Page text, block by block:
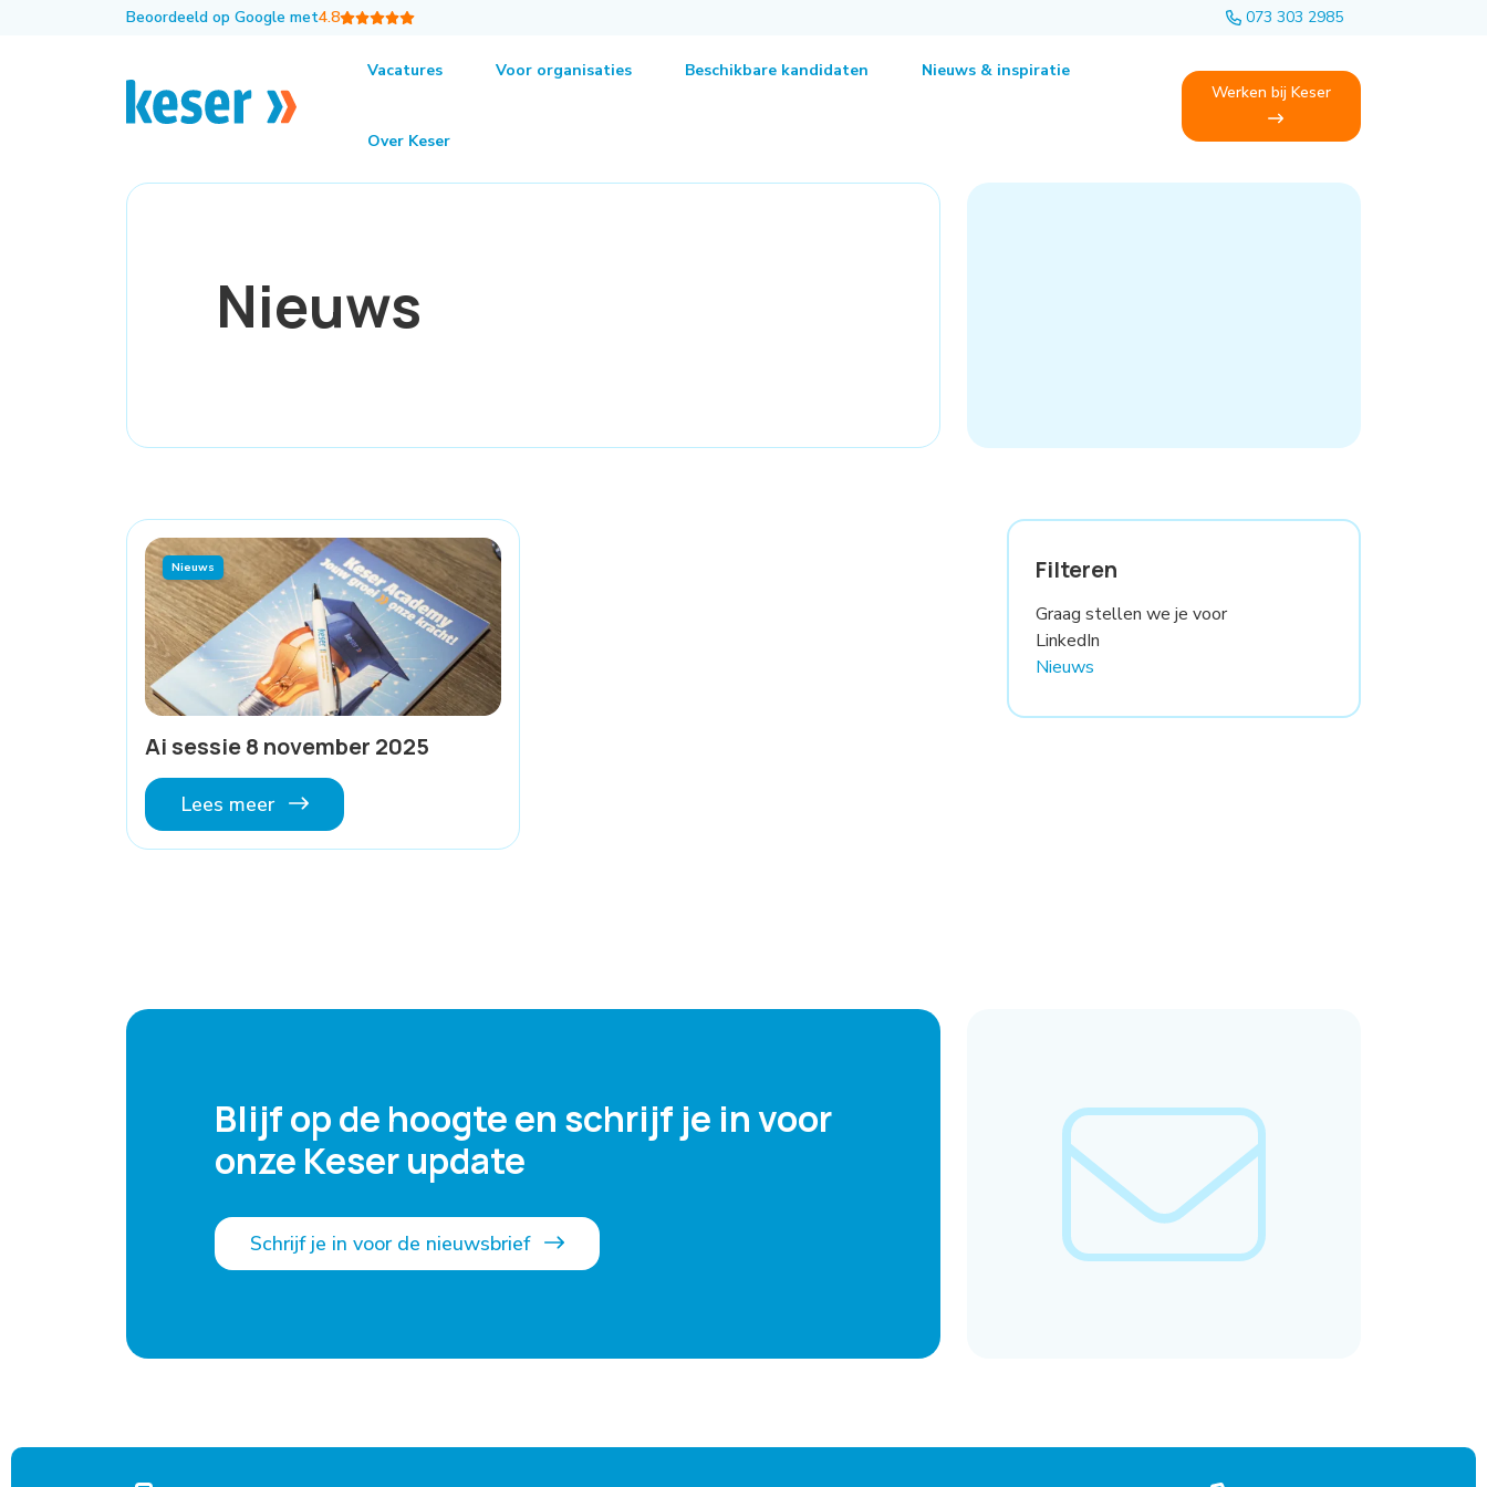
Beoordeeld op Google met4.8 073 303 2985
Vacatures Voor organisaties Beschikbare kandidaten Nieuws & inspiratie
Over Keser
Werken bij Keser
Nieuws
Nieuws
Ai sessie 8 november 2025
Lees meer
Filteren
Graag stellen we je voor
LinkedIn
Nieuws
Blijf op de hoogte en schrijf je in voor
onze Keser update
Schrijf je in voor de nieuwsbrief